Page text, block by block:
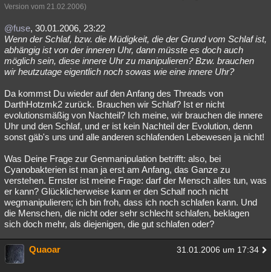
Version vom 21.02.2006)
@fuse, 30.01.2006, 23:22
Wenn der Schlaf, bzw. die Müdigkeit, die der Grund vom Schlaf ist,
abhängig ist von der inneren Uhr, dann müsste es doch auch
möglich sein, diese innere Uhr zu manipulieren? Bzw. brauchen
wir heutzutage eigentlich noch sowas wie eine innere Uhr?
Da kommst Du wieder auf den Anfang des Threads von
DarthHotzmk2 zurück. Brauchen wir Schlaf? Ist er nicht
evolutionsmäßig von Nachteil? Ich meine, wir brauchen die innere
Uhr und den Schlaf, und er ist kein Nachteil der Evolution, denn
sonst gäb's uns und alle anderen schlafenden Lebewesen ja nicht!
Was Deine Frage zur Genmanipulation betrifft: also, bei
Cyanobakterien ist man ja erst am Anfang, das Ganze zu
verstehen. Ernster ist meine Frage: darf der Mensch alles tun, was
er kann? Glücklicherweise kann er den Schalf noch nicht
wegmanipulieren; ich bin froh, dass ich noch schlafen kann. Und
die Menschen, die nicht oder sehr schlecht schlafen, beklagen
sich doch mehr, als diejenigen, die gut schlafen oder?
Quaoar 31.01.2006 um 17:34